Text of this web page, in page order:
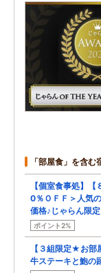
「部屋食」を含む
【個室食事処】
0％ＯＦＦ＞人気
価格♪じゃらん限定
ポイント2%
【３組限定★お
牛ステーキと鮑